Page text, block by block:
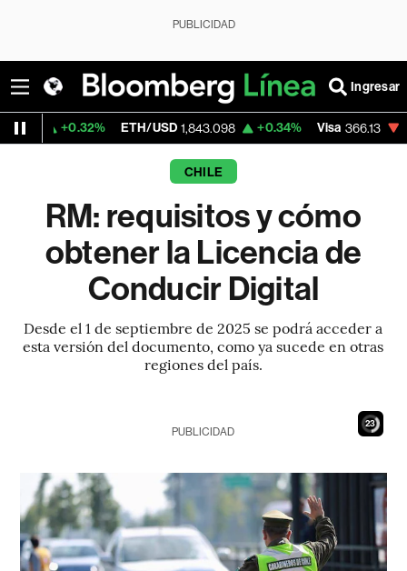
PUBLICIDAD
Ingresar
ETH/USD 1,843.098 +0.34% Visa 366.13 -0.04%
CHILE
RM: requisitos y cómo
obtener la Licencia de
Conducir Digital
Desde el 1 de septiembre de 2025 se podrá acceder a
esta versión del documento, como ya sucede en otras
regiones del país.
21
PUBLICIDAD